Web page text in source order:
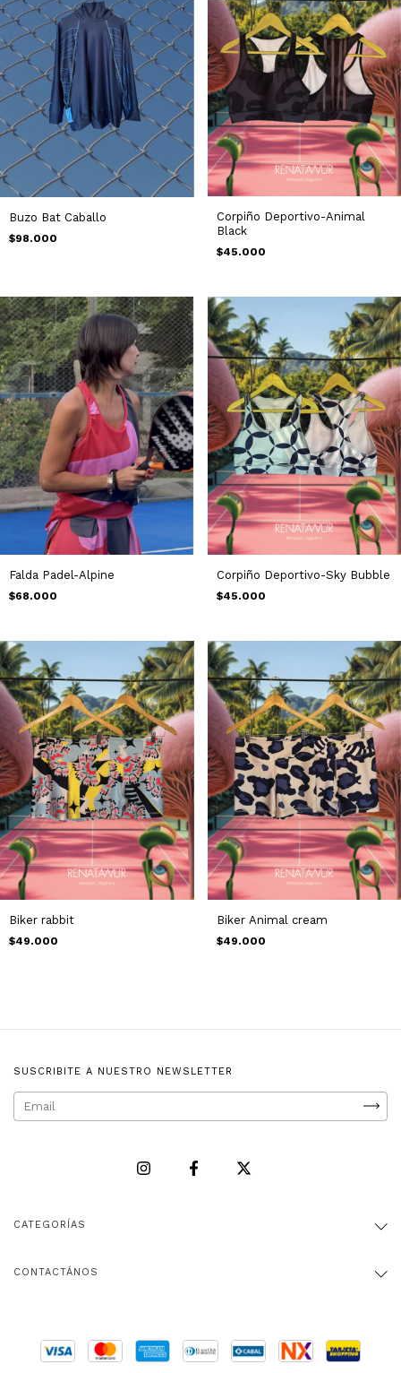
Buzo Bat Caballo
$98.000
Corpiño Deportivo-Animal
Black
$45.000
Falda Padel-Alpine
$68.000
Corpiño Deportivo-Sky Bubble
$45.000
Biker rabbit
$49.000
Biker Animal cream
$49.000
SUSCRIBITE A NUESTRO NEWSLETTER
CATEGORÍAS
CONTACTÁNOS